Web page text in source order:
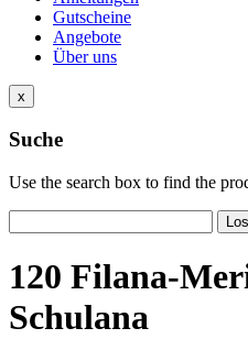
Gutscheine
Angebote
Über uns
x
Suche
Use the search box to find the
Los
120 Filana-
Schulana